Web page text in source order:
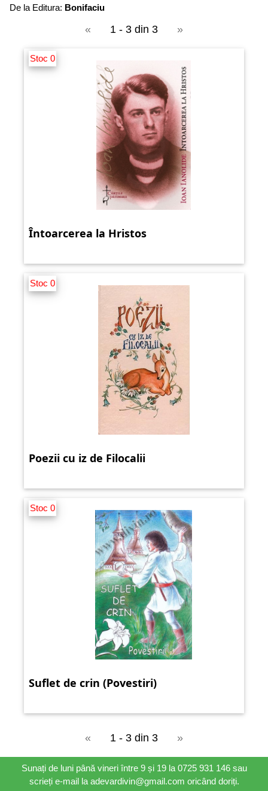
De la Editura: Bonifaciu
« 1 - 3 din 3 »
Stoc 0
Întoarcerea la Hristos
Stoc 0
Poezii cu iz de Filocalii
Stoc 0
Suflet de crin (Povestiri)
« 1 - 3 din 3 »
Sunați de luni până vineri între 9 și 19 la 0725 931 146 sau
scrieți e-mail la adevardivin@gmail.com oricând doriți.